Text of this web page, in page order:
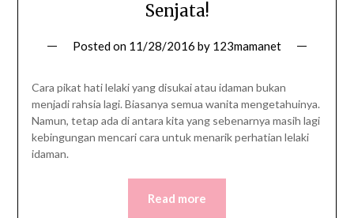
Senjata!
Posted on 11/28/2016 by 123mamanet
Cara pikat hati lelaki yang disukai atau idaman bukan
menjadi rahsia lagi. Biasanya semua wanita mengetahuinya.
Namun, tetap ada di antara kita yang sebenarnya masih lagi
kebingungan mencari cara untuk menarik perhatian lelaki
idaman.
Read more